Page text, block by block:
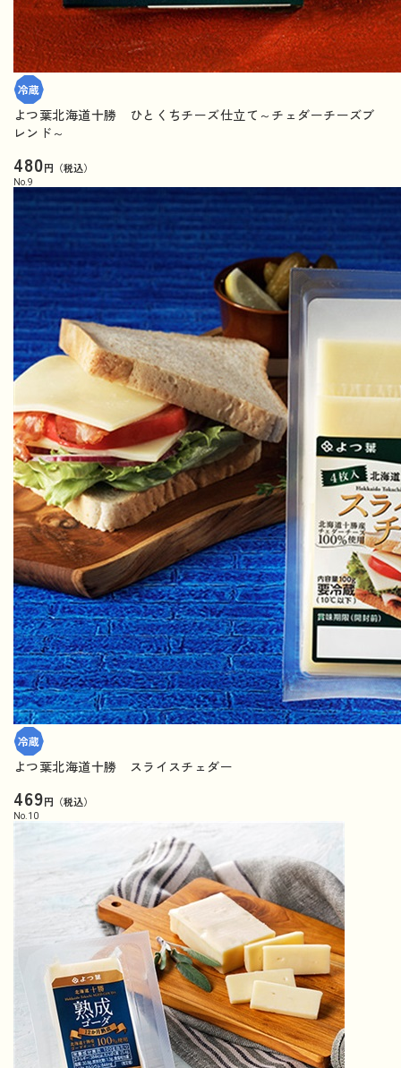
よつ葉北海道十勝 ひとくちチーズ仕立て～チェダーチーズブ
レンド～
480円（税込）
No. 9
よつ葉北海道十勝 スライスチェダー
469円（税込）
No. 10